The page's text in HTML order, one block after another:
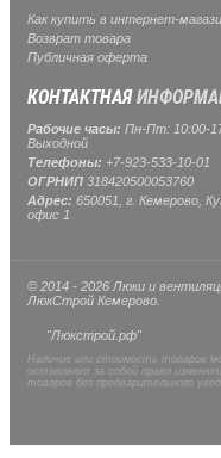
Как купить в интернет-
Возврат товара
Публичная оферта
КОНТАКТНАЯ
Рабочие часы: Пн-Пт: 10:00-
Выходной
Телефоны: +7-923-533-10-01
ОГРНИП 318420500053760
Адрес: 650051, г. Кемерово,
офис 1
© 2014 - 2026 Люки и
ЛюкСтрой Кемерово.
"Люкстрой.рф"
Наличие или стоимость товаров
оставляют за собой право
товаров без предварительного